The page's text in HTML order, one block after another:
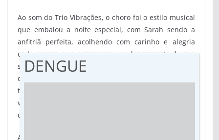
Ao som do Trio Vibrações, o choro foi o estilo musical
que embalou a noite especial, com Sarah sendo a
anfitriã perfeita, acolhendo com carinho e alegria
cada pessoa que compareceu ao lançamento da sua
sexta obra literária. “O pulo para dentro” é um relato
corajoso da autora sobre sua existência, sendo que o
título sintetiza sua decisão de enfrentar a vida e
valorizar a si própria, depois de vencer um processo
de depressão e de pensamento suicida.
Ao agradecer a presença do público, Sarah dedicou
DENGUE